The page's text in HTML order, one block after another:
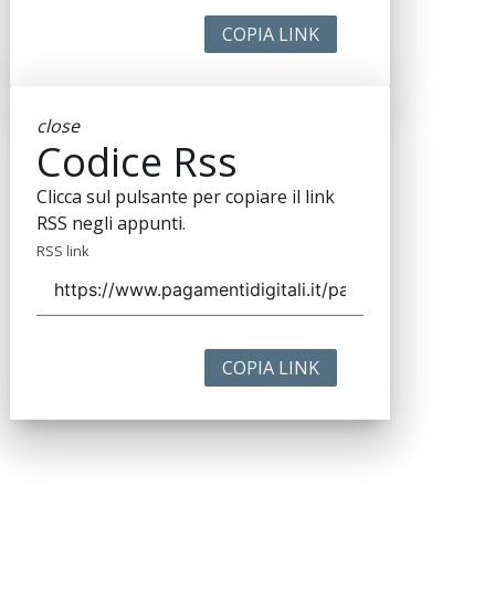
COPIA LINK
close
Codice Rss
Clicca sul pulsante per copiare il link
RSS negli appunti.
RSS link
COPIA LINK